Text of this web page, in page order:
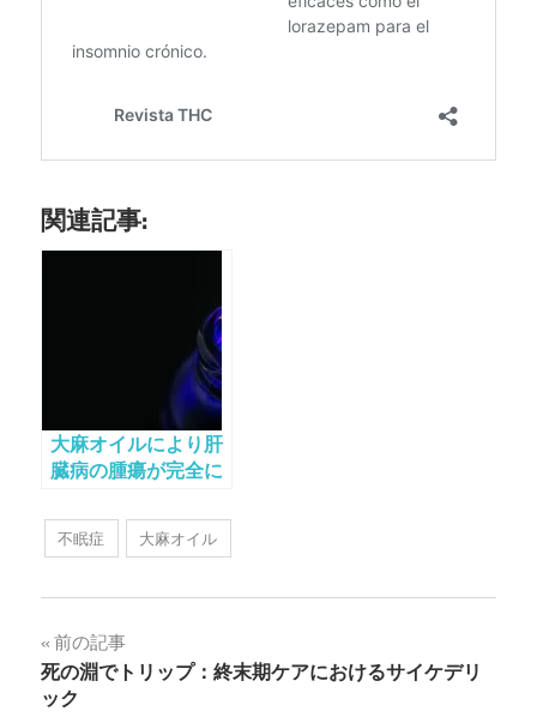
関連記事:
大麻オイルにより肝
臓病の腫瘍が完全に
不眠症 大麻オイル
投
稿
前の記事
死の淵でトリップ：終末期ケアにおけるサイケデリ
ック